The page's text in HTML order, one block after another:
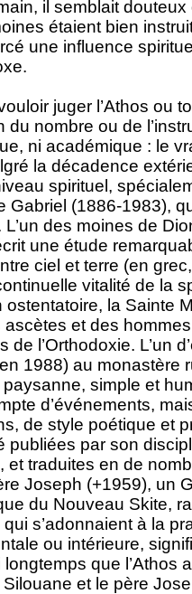
il semblait
étaient bien
une influence
juger l’Athos ou
du nombre ou de
ni académique : le
la décadence
spirituel,
Gabriel (1886-1983),
des moines de
une étude
ciel et terre (en
vitalité de la
la Sainte
et des
de l’Orthodoxie. L’un
1988) au monastère
paysanne, simple et
d’événements,
de style poétique et
publiées par son
et traduites en de
Joseph (+1959), un
du Nouveau Skite,
s’adonnaient à la
ou intérieure,
que l’Athos
et le père